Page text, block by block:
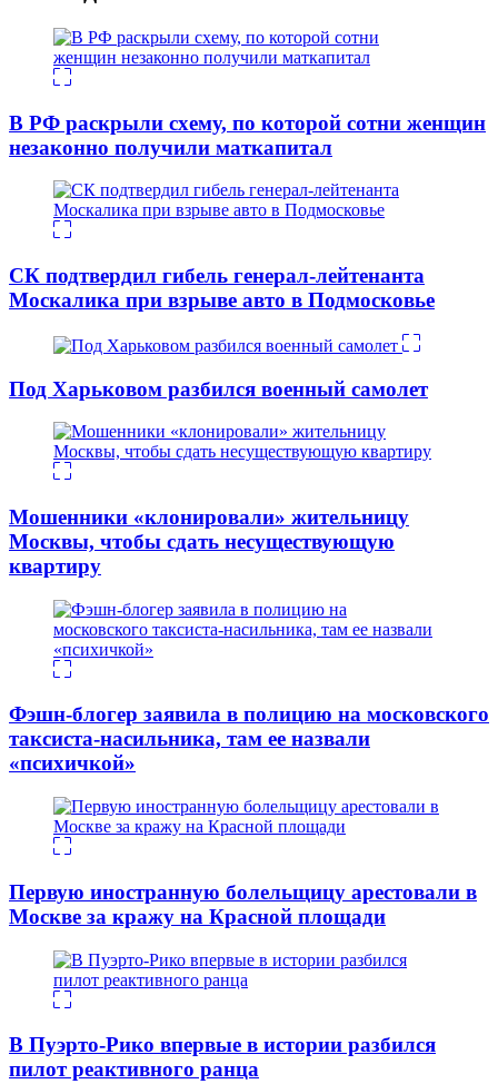
В РФ раскрыли схему, по которой сотни женщин
незаконно получили маткапитал
СК подтвердил гибель генерал-лейтенанта
Москалика при взрыве авто в Подмосковье
Под Харьковом разбился военный самолет
Мошенники «клонировали» жительницу
Москвы, чтобы сдать несуществующую
квартиру
Фэшн-блогер заявила в полицию на московского
таксиста-насильника, там ее назвали
«психичкой»
Первую иностранную болельщицу арестовали в
Москве за кражу на Красной площади
В Пуэрто-Рико впервые в истории разбился
пилот реактивного ранца